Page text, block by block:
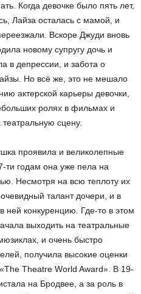
Когда девочке было пять лет,
Лайза осталась с мамой, и
Вскоре Джуди вновь
новому супругу дочь и
в депрессии, и забота о
Но всё же, это не мешало
актерской карьеры девочки,
ролях в фильмах и
сцену.
проявила и великолепные
ти годам она уже пела на
Несмотря на всю теплоту их
талант дочери, и в
ней конкуренцию. Где-то в этом
выходить на театральные
и очень быстро
получила высокие оценки
Theatre World Award». В 19-
на Бродвее, а за роль в